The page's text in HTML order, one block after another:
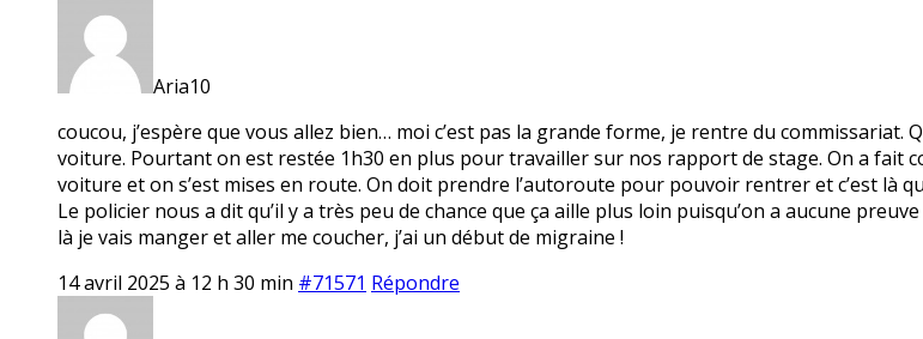
Aria10
coucou, j’espère que vous allez bien… moi c’est pas la grande forme, je rentre du commissariat.
voiture. Pourtant on est restée 1h30 en plus pour travailler sur nos rapport de stage. On a fait
voiture et on s’est mises en route. On doit prendre l’autoroute pour pouvoir rentrer et c’est là
Le policier nous a dit qu’il y a très peu de chance que ça aille plus loin puisqu’on a aucune
là je vais manger et aller me coucher, j’ai un début de migraine !
14 avril 2025 à 12 h 30 min #71571 Répondre